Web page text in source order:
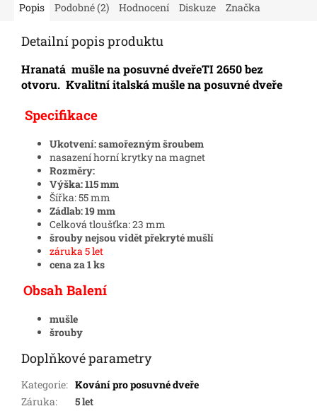
Popis Podobné (2) Hodnocení Diskuze Značka
Detailní popis produktu
Hranatá mušle na posuvné dveřeTI 2650 bez
otvoru. Kvalitní italská mušle na posuvné dveře
Specifikace
Ukotvení: samořezným šroubem
nasazení horní krytky na magnet
Rozměry:
Výška: 115 mm
Šířka: 55 mm
Zádlab: 19 mm
Celková tloušťka: 23 mm
šrouby nejsou vidět překryté mušlí
záruka 5 let
cena za 1 ks
Obsah Balení
mušle
šrouby
Doplňkové parametry
Kategorie: Kování pro posuvné dveře
Záruka:
5 let